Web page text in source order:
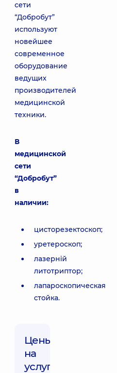
сети
“Добробут”
используют
новейшее
современное
оборудование
ведущих
производителей
медицинской
техники.
В
медицинской
сети
“Добробут”
в
наличии:
цисторезектоскоп;
уретероскоп;
лазерній
литотриптор;
лапароскопическая
стойка.
Цены
на
услуги: